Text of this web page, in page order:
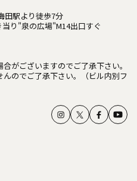
田駅より徒歩7分
り"泉の広場"M14出口すぐ
がございますのでご了承下さい。
のでご了承下さい。（ビル内別フ